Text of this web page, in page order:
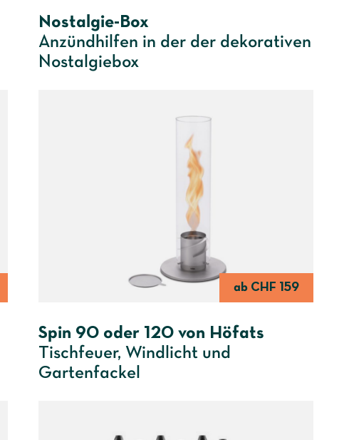
Nostalgie-Box
Anzündhilfen in der der dekorativen
Nostalgiebox
ab CHF 159
Spin 90 oder 120 von Höfats
Tischfeuer, Windlicht und
Gartenfackel